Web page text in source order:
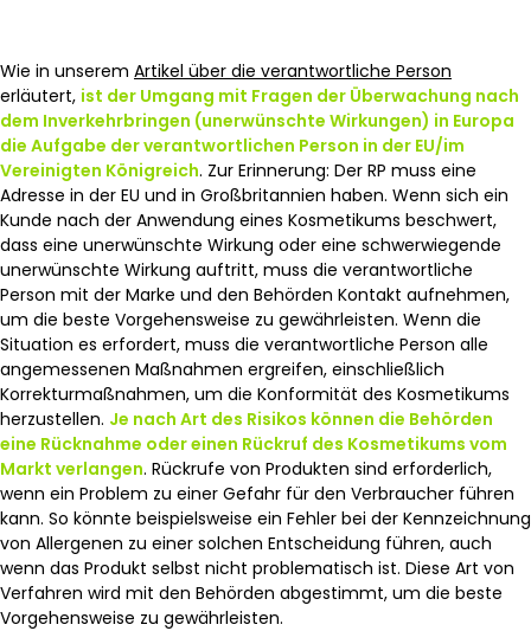
Wie in unserem Artikel über die verantwortliche Person
erläutert, ist der Umgang mit Fragen der Überwachung nach
dem Inverkehrbringen (unerwünschte Wirkungen) in Europa
die Aufgabe der verantwortlichen Person in der EU/im
Vereinigten Königreich. Zur Erinnerung: Der RP muss eine
Adresse in der EU und in Großbritannien haben. Wenn sich ein
Kunde nach der Anwendung eines Kosmetikums beschwert,
dass eine unerwünschte Wirkung oder eine schwerwiegende
unerwünschte Wirkung auftritt, muss die verantwortliche
Person mit der Marke und den Behörden Kontakt aufnehmen,
um die beste Vorgehensweise zu gewährleisten. Wenn die
Situation es erfordert, muss die verantwortliche Person alle
angemessenen Maßnahmen ergreifen, einschließlich
Korrekturmaßnahmen, um die Konformität des Kosmetikums
herzustellen. Je nach Art des Risikos können die Behörden
eine Rücknahme oder einen Rückruf des Kosmetikums vom
Markt verlangen. Rückrufe von Produkten sind erforderlich,
wenn ein Problem zu einer Gefahr für den Verbraucher führen
kann. So könnte beispielsweise ein Fehler bei der Kennzeichnung
von Allergenen zu einer solchen Entscheidung führen, auch
wenn das Produkt selbst nicht problematisch ist. Diese Art von
Verfahren wird mit den Behörden abgestimmt, um die beste
Vorgehensweise zu gewährleisten.